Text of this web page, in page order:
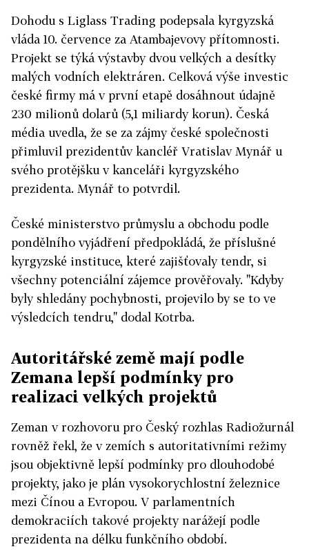
Dohodu s Liglass Trading podepsala kyrgyzská
vláda 10. července za Atambajevovy přítomnosti.
Projekt se týká výstavby dvou velkých a desítky
malých vodních elektráren. Celková výše investic
české firmy má v první etapě dosáhnout údajně
230 milionů dolarů (5,1 miliardy korun). Česká
média uvedla, že se za zájmy české společnosti
přimluvil prezidentův kancléř Vratislav Mynář u
svého protějšku v kanceláři kyrgyzského
prezidenta. Mynář to potvrdil.
České ministerstvo průmyslu a obchodu podle
pondělního vyjádření předpokládá, že příslušné
kyrgyzské instituce, které zajišťovaly tendr, si
všechny potenciální zájemce prověřovaly. "Kdyby
byly shledány pochybnosti, projevilo by se to ve
výsledcích tendru," dodal Kotrba.
Autoritářské země mají podle
Zemana lepší podmínky pro
realizaci velkých projektů
Zeman v rozhovoru pro Český rozhlas Radiožurnál
rovněž řekl, že v zemích s autoritativními režimy
jsou objektivně lepší podmínky pro dlouhodobé
projekty, jako je plán vysokorychlostní železnice
mezi Čínou a Evropou. V parlamentních
demokraciích takové projekty narážejí podle
prezidenta na délku funkčního období.